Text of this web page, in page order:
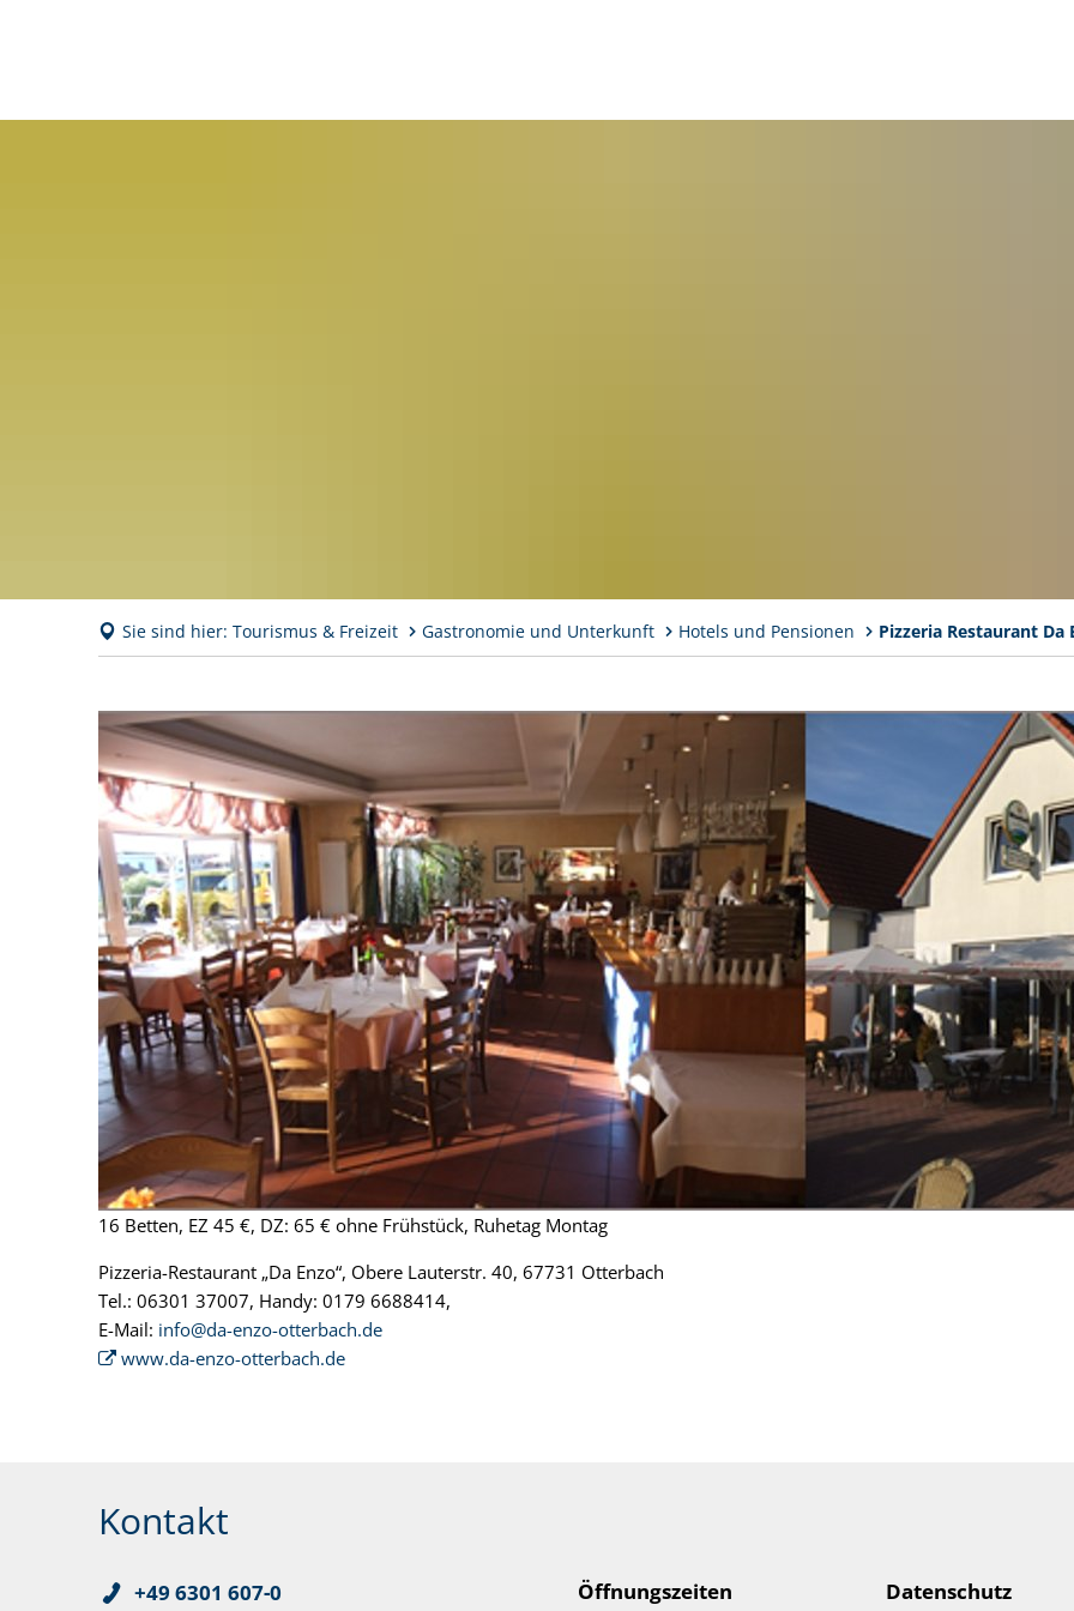
Sie sind hier: Tourismus & Freizeit Gastronomie und Unterkunft Hotels und Pensionen Pizzeria Restaurant Da
Pizzeria
Restaurant
16 Betten, EZ 45 €, DZ: 65 € ohne Frühstück, Ruhetag Montag
Pizzeria-Restaurant „Da Enzo“, Obere Lauterstr. 40, 67731 Otterbach
Tel.: 06301 37007, Handy: 0179 6688414,
E-Mail: info@da-enzo-otterbach.de
www.da-enzo-otterbach.de
Kontakt
+49 6301 607-0 Öffnungszeiten Datenschutz